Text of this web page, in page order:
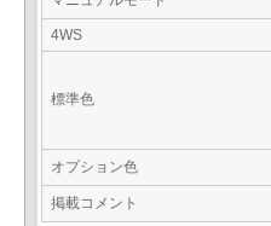
4WS
標準色
オプション色
掲載コメント